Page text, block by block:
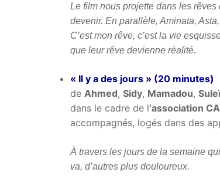
Le film nous projette dans les
devenir. En parallèle, Aminata,
C’est mon rêve, c’est la vie
que leur rêve devienne réalité.
« Il y a des jours » (20 minutes)
de Ahmed, Sidy, Mamadou,
dans le cadre de l‘association
accompagnés, logés dans des
À travers les jours de la semaine
va, d’autres plus douloureux.